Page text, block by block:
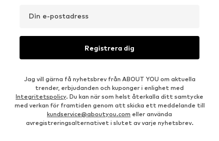
Din e-postadress
Registrera dig
Jag vill gärna få nyhetsbrev från ABOUT YOU om aktuella
trender, erbjudanden och kuponger i enlighet med
Integritetspolicy. Du kan när som helst återkalla ditt samtycke
med verkan för framtiden genom att skicka ett meddelande till
kundservice@aboutyou.com eller använda
avregistreringsalternativet i slutet av varje nyhetsbrev.